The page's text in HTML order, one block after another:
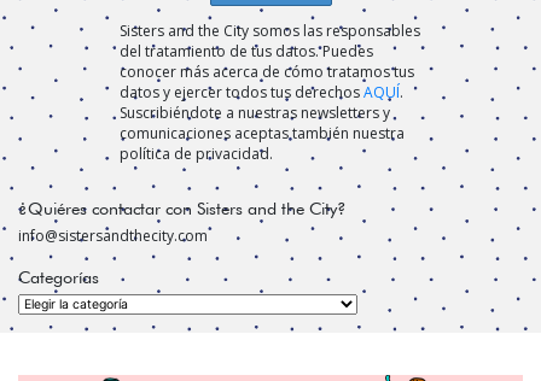
Sisters and the City somos las responsables
del tratamiento de tus datos. Puedes
conocer más acerca de cómo tratamos tus
datos y ejercer todos tus derechosAQUÍ.
Suscribiéndote a nuestras newsletters y
comunicaciones aceptas también nuestra
política de privacidad.
¿Quiéres contactar con Sisters and the City?
info@sistersandthecity.com
Categorías
Categorías